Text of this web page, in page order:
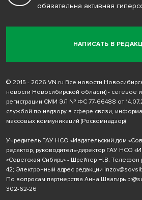
НАПИСАТЬ В
обязательна активная
© 2015 - 2026 VN.ru Все новости
новости Новосибирской области) - сетевое
регистрации СМИ ЭЛ № ФС 77-66488 от
службой по надзору в сфере связи,
массовых коммуникаций (Роскомнадзор)
Учредитель ГАУ НСО «Издательский дом
редактор, руководитель-директор ГАУ НСО
«Советская Сибирь» - Шрейтер Н.В. Телефон
42; Электронный адрес редакции
По вопросам партнерства Анна Швагирь
302-62-26